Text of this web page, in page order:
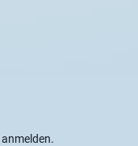
anmelden.